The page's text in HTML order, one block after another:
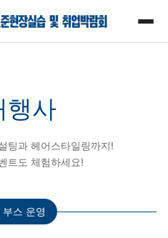
행사
팅과 헤어스타일링까지!
트도 체험하세요!
부스 운영